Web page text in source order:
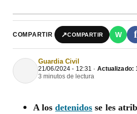
COMPARTIR ↗COMPARTIR W f
Guardia Civil
21/06/2024 - 12:31 · Actualizado:
3 minutos de lectura
A losdetenidos se les